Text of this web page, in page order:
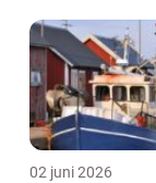
02 juni 2026